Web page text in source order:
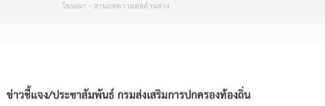
โฆษณา - อ่านบทความต่อด้านล่าง